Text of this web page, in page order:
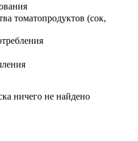
томатопродуктов (сок,
ничего не найдено